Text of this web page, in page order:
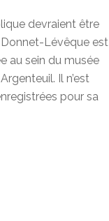
devraient être
Donnet-Lévêque est
au sein du musée
Il n’est
pour sa